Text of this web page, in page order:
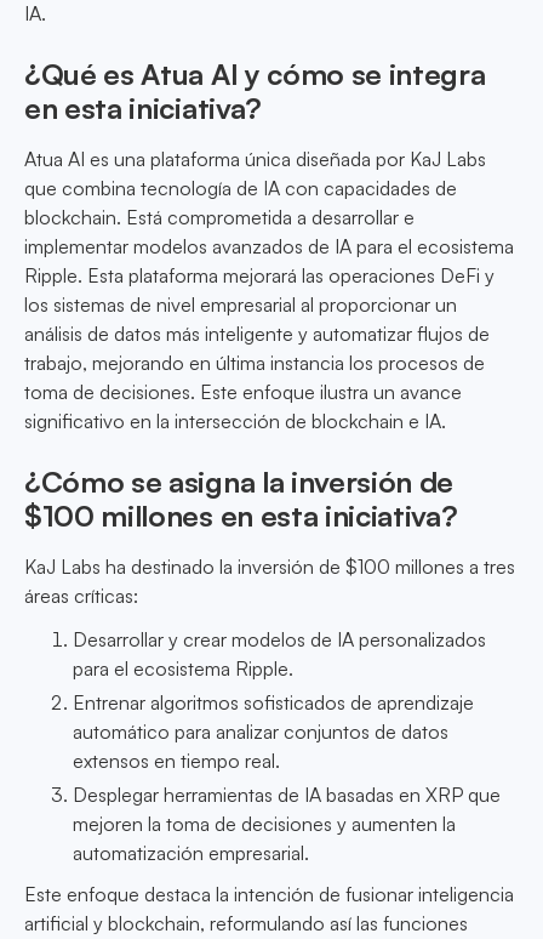
IA.
¿Qué es Atua AI y cómo se integra
en esta iniciativa?
Atua AI es una plataforma única diseñada por KaJ Labs
que combina tecnología de IA con capacidades de
blockchain. Está comprometida a desarrollar e
implementar modelos avanzados de IA para el ecosistema
Ripple. Esta plataforma mejorará las operaciones DeFi y
los sistemas de nivel empresarial al proporcionar un
análisis de datos más inteligente y automatizar flujos de
trabajo, mejorando en última instancia los procesos de
toma de decisiones. Este enfoque ilustra un avance
significativo en la intersección de blockchain e IA.
¿Cómo se asigna la inversión de
$100 millones en esta iniciativa?
KaJ Labs ha destinado la inversión de $100 millones a tres
áreas críticas:
Desarrollar y crear modelos de IA personalizados
para el ecosistema Ripple.
Entrenar algoritmos sofisticados de aprendizaje
automático para analizar conjuntos de datos
extensos en tiempo real.
Desplegar herramientas de IA basadas en XRP que
mejoren la toma de decisiones y aumenten la
automatización empresarial.
Este enfoque destaca la intención de fusionar inteligencia
artificial y blockchain, reformulando así las funciones